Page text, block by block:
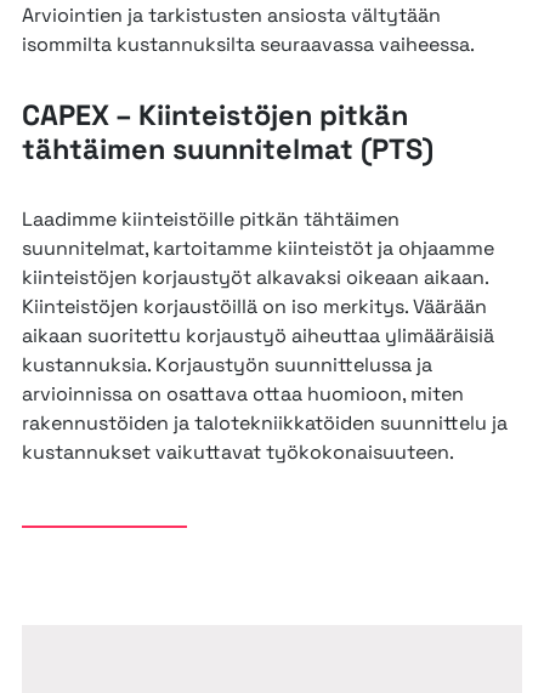
Arviointien ja tarkistusten ansiosta vältytään
isommilta kustannuksilta seuraavassa vaiheessa.
CAPEX – Kiinteistöjen pitkän
tähtäimen suunnitelmat (PTS)
Laadimme kiinteistöille pitkän tähtäimen
suunnitelmat, kartoitamme kiinteistöt ja ohjaamme
kiinteistöjen korjaustyöt alkavaksi oikeaan aikaan.
Kiinteistöjen korjaustöillä on iso merkitys. Väärään
aikaan suoritettu korjaustyö aiheuttaa ylimääräisiä
kustannuksia. Korjaustyön suunnittelussa ja
arvioinnissa on osattava ottaa huomioon, miten
rakennustöiden ja talotekniikkatöiden suunnittelu ja
kustannukset vaikuttavat työkokonaisuuteen.